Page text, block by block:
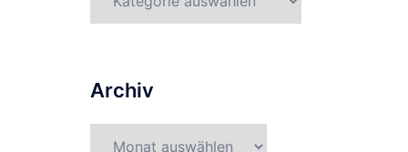
Archiv